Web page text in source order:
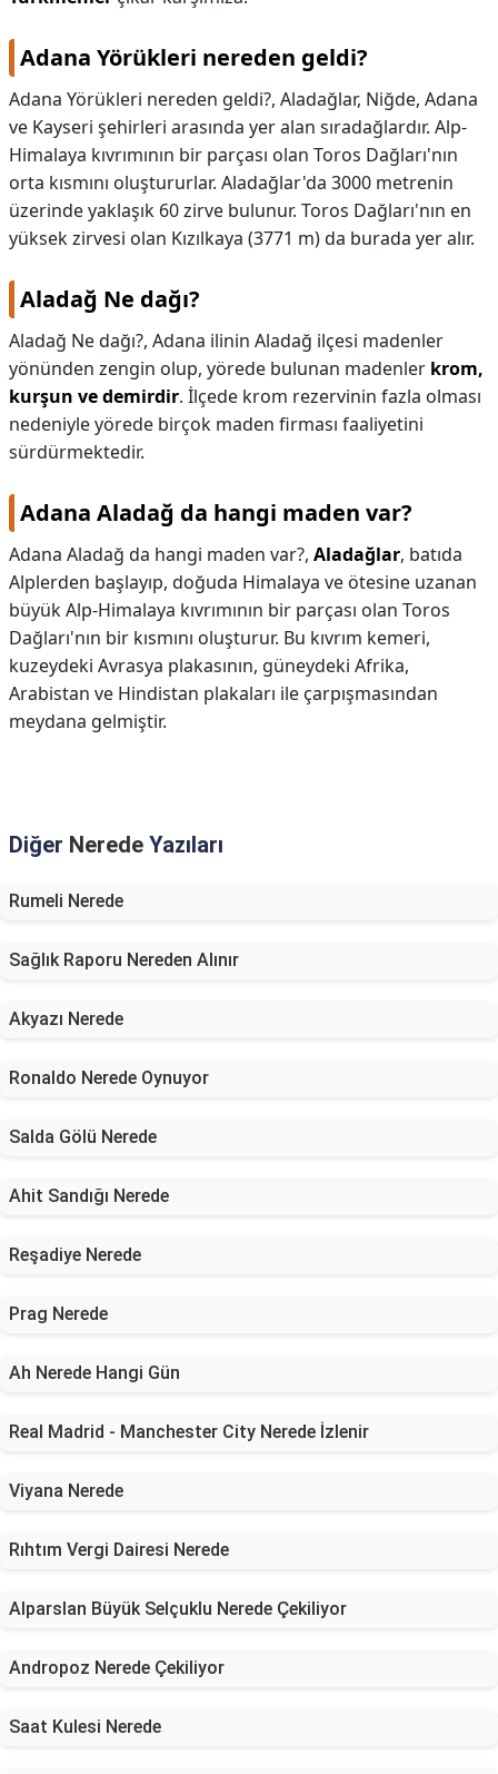
Adana Yörükleri nereden geldi?
Adana Yörükleri nereden geldi?, Aladağlar, Niğde, Adana
ve Kayseri şehirleri arasında yer alan sıradağlardır. Alp-
Himalaya kıvrımının bir parçası olan Toros Dağları'nın
orta kısmını oluştururlar. Aladağlar'da 3000 metrenin
üzerinde yaklaşık 60 zirve bulunur. Toros Dağları'nın en
yüksek zirvesi olan Kızılkaya (3771 m) da burada yer alır.
Aladağ Ne dağı?
Aladağ Ne dağı?, Adana ilinin Aladağ ilçesi madenler
yönünden zengin olup, yörede bulunan madenler krom,
kurşun ve demirdir. İlçede krom rezervinin fazla olması
nedeniyle yörede birçok maden firması faaliyetini
sürdürmektedir.
Adana Aladağ da hangi maden var?
Adana Aladağ da hangi maden var?, Aladağlar, batıda
Alplerden başlayıp, doğuda Himalaya ve ötesine uzanan
büyük Alp-Himalaya kıvrımının bir parçası olan Toros
Dağları'nın bir kısmını oluşturur. Bu kıvrım kemeri,
kuzeydeki Avrasya plakasının, güneydeki Afrika,
Arabistan ve Hindistan plakaları ile çarpışmasından
meydana gelmiştir.
Diğer Nerede Yazıları
Rumeli Nerede
Sağlık Raporu Nereden Alınır
Akyazı Nerede
Ronaldo Nerede Oynuyor
Salda Gölü Nerede
Ahit Sandığı Nerede
Reşadiye Nerede
Prag Nerede
Ah Nerede Hangi Gün
Real Madrid - Manchester City Nerede İzlenir
Viyana Nerede
Rıhtım Vergi Dairesi Nerede
Alparslan Büyük Selçuklu Nerede Çekiliyor
Andropoz Nerede Çekiliyor
Saat Kulesi Nerede